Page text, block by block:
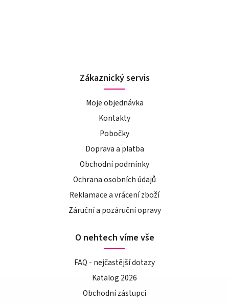
Zákaznický servis
Moje objednávka
Kontakty
Pobočky
Doprava a platba
Obchodní podmínky
Ochrana osobních údajů
Reklamace a vrácení zboží
Záruční a pozáruční opravy
O nehtech víme vše
FAQ - nejčastější dotazy
Katalog 2026
Obchodní zástupci